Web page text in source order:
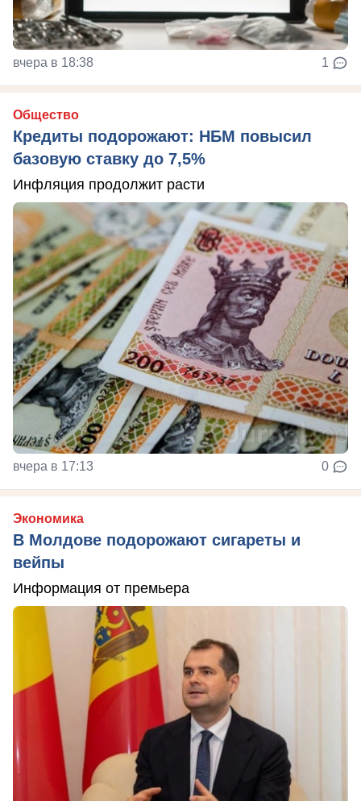
вчера в 18:38 1
Общество
Кредиты подорожают: НБМ повысил
базовую ставку до 7,5%
Инфляция продолжит расти
вчера в 17:13 0
Экономика
В Молдове подорожают сигареты и
вейпы
Информация от премьера